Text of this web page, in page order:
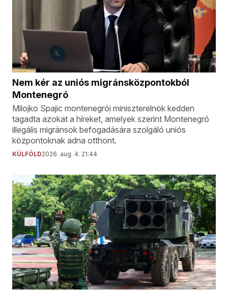
Nem kér az uniós migránsközpontokból
Montenegró
Milojko Spajic montenegrói miniszterelnök kedden
tagadta azokat a híreket, amelyek szerint Montenegró
illegális migránsok befogadására szolgáló uniós
központoknak adna otthont.
KÜLFÖLD2026. aug. 4. 21:44